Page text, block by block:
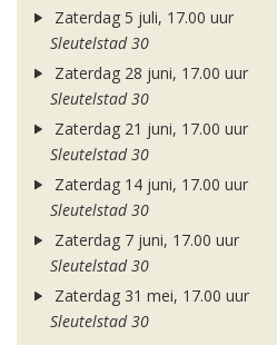
Zaterdag 5 juli, 17.00 uur
Sleutelstad 30
Zaterdag 28 juni, 17.00 uur
Sleutelstad 30
Zaterdag 21 juni, 17.00 uur
Sleutelstad 30
Zaterdag 14 juni, 17.00 uur
Sleutelstad 30
Zaterdag 7 juni, 17.00 uur
Sleutelstad 30
Zaterdag 31 mei, 17.00 uur
Sleutelstad 30